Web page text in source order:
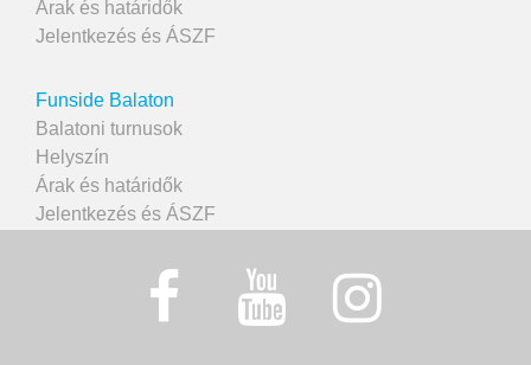
Árak és határidők
Jelentkezés és ÁSZF
Funside Balaton
Balatoni turnusok
Helyszín
Árak és határidők
Jelentkezés és ÁSZF